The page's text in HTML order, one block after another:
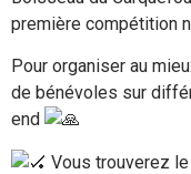
première compétition
Pour organiser au
de bénévoles sur
end
Vous trouverez